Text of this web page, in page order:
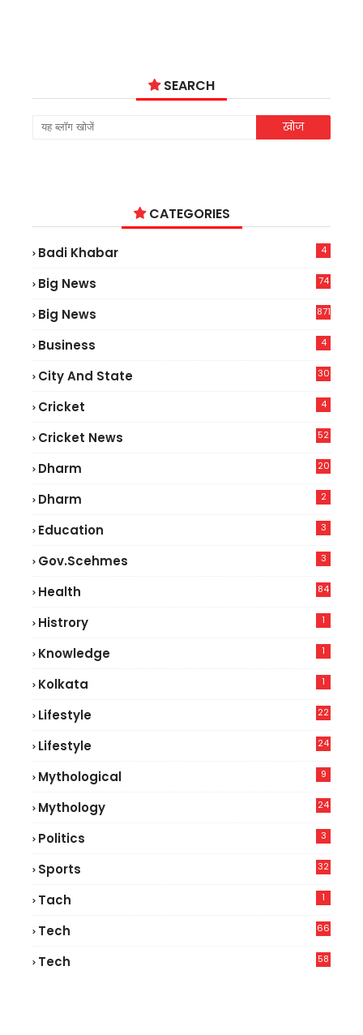
SEARCH
CATEGORIES
Badi Khabar 4
Big News
74
Big News 871
Business 4
City And State 30
Cricket 4
Cricket News
52
Dharm 20
Dharm 2
Education 3
Gov.scehmes 3
Health
84
Histrory 1
Knowledge 1
Kolkata 1
Lifestyle
22
Lifestyle
24
Mythological 9
Mythology 24
Politics 3
Sports 32
Tach 1
Tech
66
Tech
58